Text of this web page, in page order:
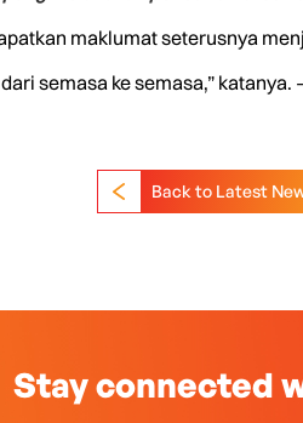
maklumat seterusnya
semasa ke semasa,” katanya.
Back to Latest
Stay connected